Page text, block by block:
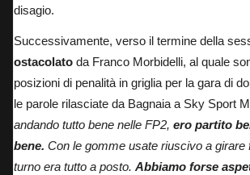
disagio.
Successivamente, verso il termine della
ostacolato da Franco Morbidelli, al quale
posizioni di penalità in griglia per la gara di
le parole rilasciate da Bagnaia a Sky Sport
andando tutto bene nelle FP2, ero partito
bene. Con le gomme usate riuscivo a girare
turno era tutto a posto. Abbiamo forse